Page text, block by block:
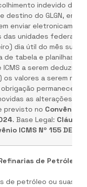
indevido do
destino do GLGN, em
enviar
das unidades
dia útil do mês
de tabela e planilhas
ICMS a serem
os valores a serem
permanece
as alterações no
previsto no Convênio
. Base Legal:
ICMS Nº 155 DE
de Petróleo /
de petróleo ou suas